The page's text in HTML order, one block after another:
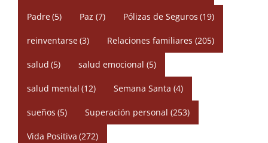
Padre(5) Paz (7) Pólizas de Seguros (19)
reinventarse(3) Relaciones familiares (205)
salud (5) salud emocional (5)
salud mental (12) Semana Santa (4)
sueños (5) Superación personal (253)
Vida Positiva (272)